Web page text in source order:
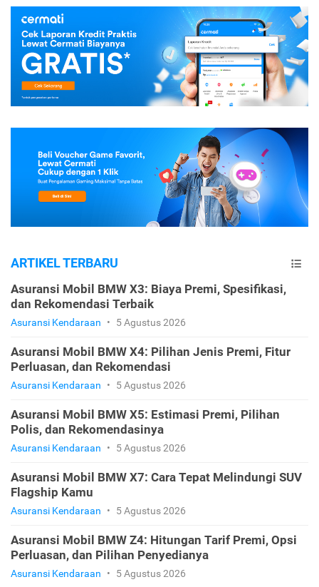
ARTIKEL TERBARU
Asuransi Mobil BMW X3: Biaya Premi, Spesifikasi,
dan Rekomendasi Terbaik
Asuransi Kendaraan • 5 Agustus 2026
Asuransi Mobil BMW X4: Pilihan Jenis Premi, Fitur
Perluasan, dan Rekomendasi
Asuransi Kendaraan • 5 Agustus 2026
Asuransi Mobil BMW X5: Estimasi Premi, Pilihan
Polis, dan Rekomendasinya
Asuransi Kendaraan • 5 Agustus 2026
Asuransi Mobil BMW X7: Cara Tepat Melindungi SUV
Flagship Kamu
Asuransi Kendaraan • 5 Agustus 2026
Asuransi Mobil BMW Z4: Hitungan Tarif Premi, Opsi
Perluasan, dan Pilihan Penyedianya
Asuransi Kendaraan • 5 Agustus 2026